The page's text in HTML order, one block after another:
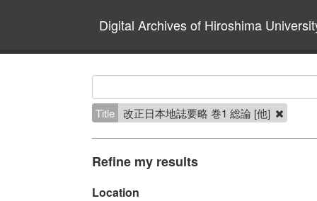
Digital Archives of Hiroshima
Title 改正日本地誌要略 巻1 総論 [他]
Refine my results
Location